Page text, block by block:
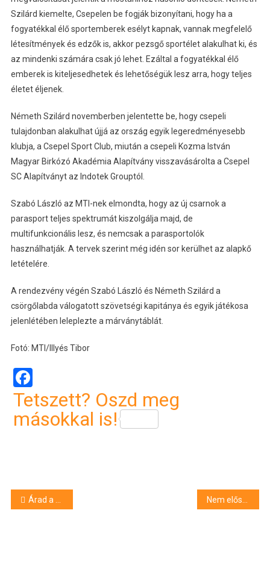
Szilárd kiemelte, Csepelen be fogják bizonyítani, hogy ha a
fogyatékkal élő sportemberek esélyt kapnak, vannak megfelelő
létesítmények és edzők is, akkor pezsgő sportélet alakulhat ki, és
az mindenki számára csak jó lehet. Ezáltal a fogyatékkal élő
emberek is kiteljesedhetek és lehetőségük lesz arra, hogy teljes
életet éljenek.
Németh Szilárd novemberben jelentette be, hogy csepeli
tulajdonban alakulhat újjá az ország egyik legeredményesebb
klubja, a Csepel Sport Club, miután a csepeli Kozma István
Magyar Birkózó Akadémia Alapítvány visszavásárolta a Csepel
SC Alapítványt az Indotek Grouptól.
Szabó László az MTI-nek elmondta, hogy az új csarnok a
parasport teljes spektrumát kiszolgálja majd, de
multifunkcionális lesz, és nemcsak a parasportolók
használhatják. A tervek szerint még idén sor kerülhet az alapkő
letételére.
A rendezvény végén Szabó László és Németh Szilárd a
csörgőlabda válogatott szövetségi kapitánya és egyik játékosa
jelenlétében leleplezte a márványtáblát.
Fotó: MTI/Illyés Tibor
Facebook
Tetszett? Oszd meg
másokkal is!
Bejegyzés
Árad a Tisza Szolnoknál